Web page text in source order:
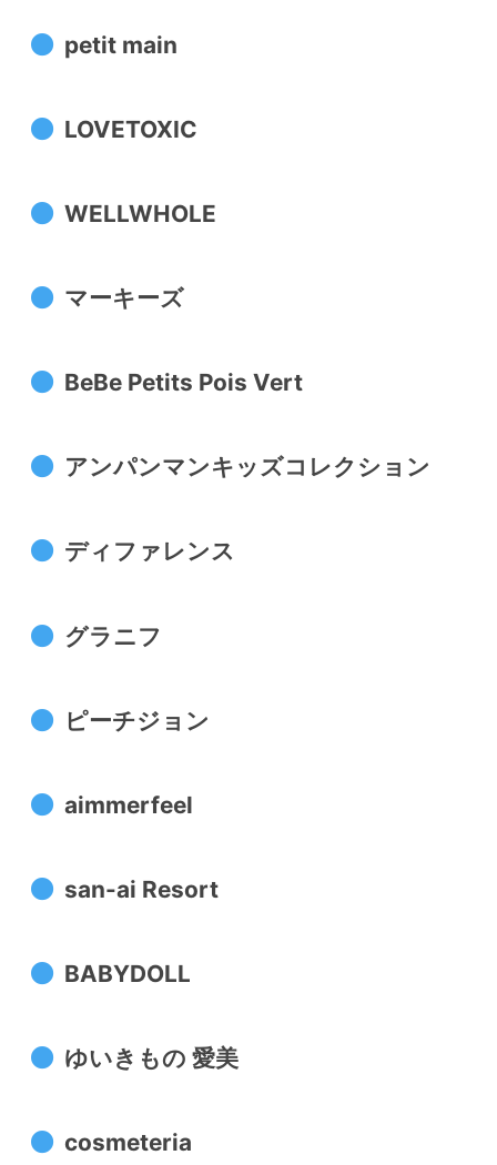
petit main
LOVETOXIC
WELLWHOLE
マーキーズ
BeBe Petits Pois Vert
アンパンマンキッズコレクション
ディファレンス
グラニフ
ピーチジョン
aimmerfeel
san-ai Resort
BABYDOLL
ゆいきもの 愛美
cosmeteria